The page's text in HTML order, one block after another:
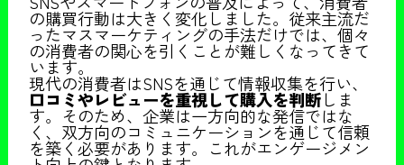
の購買行動は大きく変化しました。従来主流だ
ったマスマーケティングの手法だけでは、個々
の消費者の関心を引くことが難しくなってきて
います。
現代の消費者はSNSを通じて情報収集を行い、
口コミやレビューを重視して購入を判断しま
す。そのため、企業は一方向的な発信ではな
く、双方向のコミュニケーションを通じて信頼
を築く必要があります。これがエンゲージメン